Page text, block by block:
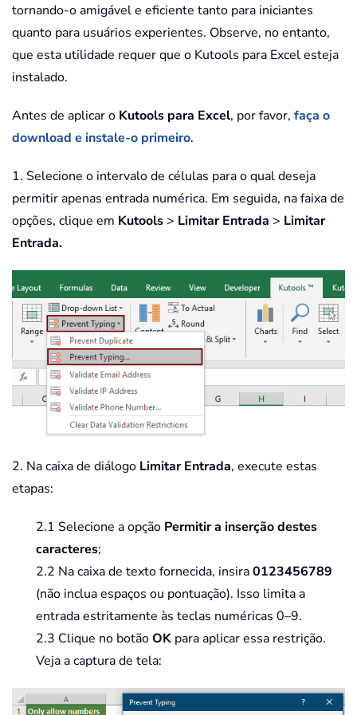
tornando-o amigável e eficiente tanto para iniciantes
quanto para usuários experientes. Observe, no entanto,
que esta utilidade requer que o Kutools para Excel esteja
instalado.
Antes de aplicar o Kutools para Excel, por favor, faça o
download e instale-o primeiro.
1. Selecione o intervalo de células para o qual deseja
permitir apenas entrada numérica. Em seguida, na faixa de
opções, clique em Kutools > Limitar Entrada > Limitar
Entrada.
2. Na caixa de diálogo Limitar Entrada, execute estas
etapas:
2.1 Selecione a opção Permitir a inserçãodestes
caracteres;
2.2 Na caixa de texto fornecida, insira0123456789
(não inclua espaços ou pontuação). Isso limita a
entrada estritamente às teclas numéricas 0–9.
2.3 Clique no botãoOK para aplicar essa restrição.
Veja a captura de tela: